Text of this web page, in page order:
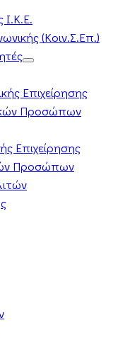
Ι.Κ.Ε.
(Κοιν.Σ.Επ.)
Επιχείρησης
Προσώπων
Επιχείρησης
Προσώπων